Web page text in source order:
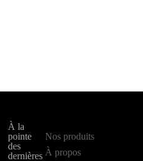
À la
pointe
des
dernières
Nos produits
À propos